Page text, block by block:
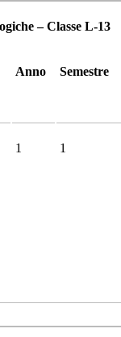
– Classe L-13
Anno Semestre
1 1